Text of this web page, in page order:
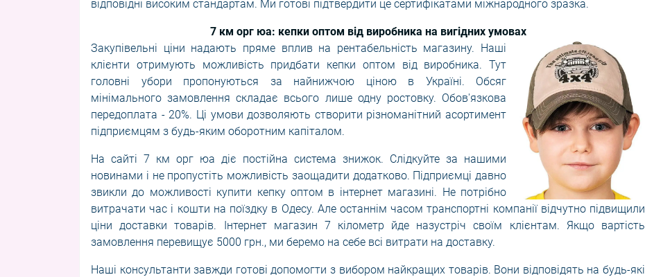
відповідні високим стандартам. Ми готові підтвердити це сертифікатами міжнародного зразка.
7 км орг юа: кепки оптом від виробника на вигідних умовах
Закупівельні ціни надають пряме вплив на рентабельність магазину. Наші
клієнти отримують можливість придбати кепки оптом від виробника. Тут
головні убори пропонуються за найнижчою ціною в Україні. Обсяг
мінімального замовлення складає всього лише одну ростовку. Обов'язкова
передоплата - 20%. Ці умови дозволяють створити різноманітний асортимент
підприємцям з будь-яким оборотним капіталом.
На сайті 7 км орг юа діє постійна система знижок. Слідкуйте за нашими
новинами і не пропустіть можливість заощадити додатково. Підприємці давно
звикли до можливості купити кепку оптом в інтернет магазині. Не потрібно
витрачати час і кошти на поїздку в Одесу. Але останнім часом транспортні компанії відчутно підвищили
ціни доставки товарів. Інтернет магазин 7 кілометр йде назустріч своїм клієнтам. Якщо вартість
замовлення перевищує 5000 грн., ми беремо на себе всі витрати на доставку.
Наші консультанти завжди готові допомогти з вибором найкращих товарів. Вони відповідять на будь-які